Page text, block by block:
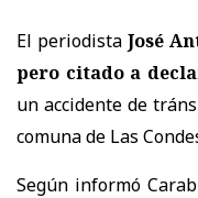
El periodista José
pero citado a
un accidente de
comuna de Las
Según informó